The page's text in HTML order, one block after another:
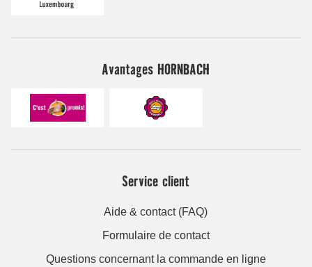
Avantages HORNBACH
Service client
Aide & contact (FAQ)
Formulaire de contact
Questions concernant la commande en ligne